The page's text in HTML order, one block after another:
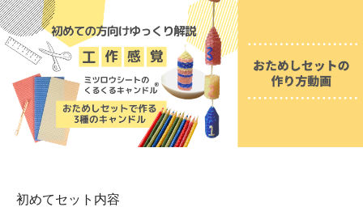
初めてセット内容